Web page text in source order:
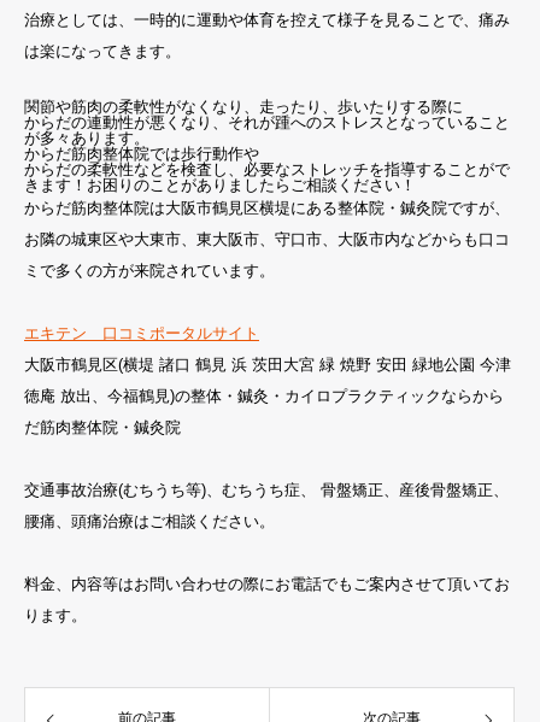
治療としては、一時的に運動や体育を控えて様子を見ることで、痛み
は楽になってきます。
関節や筋肉の柔軟性がなくなり、走ったり、歩いたりする際に
からだの連動性が悪くなり、それが踵へのストレスとなっていること
が多々あります。
からだ筋肉整体院では歩行動作や
からだの柔軟性などを検査し、必要なストレッチを指導することがで
きます！お困りのことがありましたらご相談ください！
からだ筋肉整体院は大阪市鶴見区横堤にある整体院・鍼灸院ですが、
お隣の城東区や大東市、東大阪市、守口市、大阪市内などからも口コ
ミで多くの方が来院されています。
エキテン 口コミポータルサイト
大阪市鶴見区(横堤 諸口 鶴見 浜 茨田大宮 緑 焼野 安田 緑地公園 今津
徳庵 放出、今福鶴見)の整体・鍼灸・カイロプラクティックならから
だ筋肉整体院・鍼灸院
交通事故治療(むちうち等)、むちうち症、 骨盤矯正、産後骨盤矯正、
腰痛、頭痛治療はご相談ください。
料金、内容等はお問い合わせの際にお電話でもご案内させて頂いてお
ります。
前の記事 次の記事